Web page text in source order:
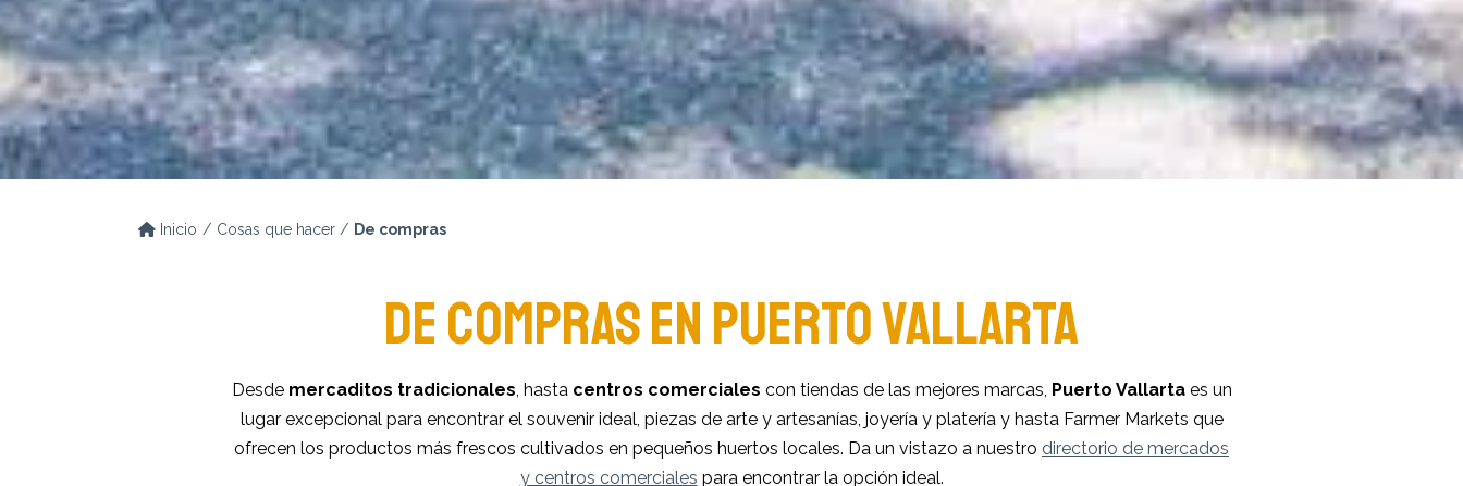
Inicio Cosas que hacer De compras
DE COMPRAS EN PUERTO VALLARTA
Desde mercaditos tradicionales, hasta centros comerciales con tiendas de las mejores marcas, Puerto Vallartaes un
lugar excepcional para encontrar el souvenir ideal, piezas de arte y artesanías, joyería y platería y hasta Farmer Markets que
ofrecen los productos más frescos cultivados en pequeños huertos locales. Da un vistazo a nuestro directorio de mercados
y centros comerciales para encontrar la opción ideal.